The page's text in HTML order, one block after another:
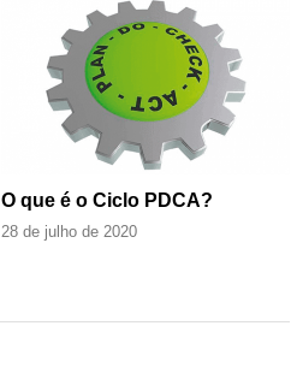
O que é o Ciclo PDCA?
28 de julho de 2020